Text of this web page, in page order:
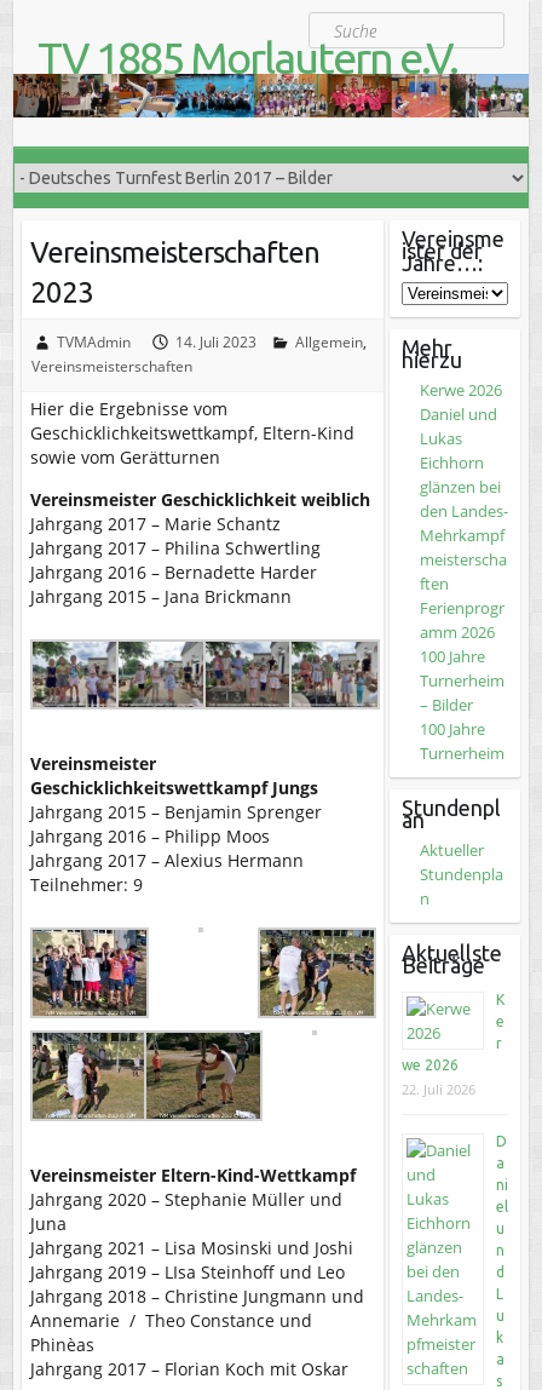
Suche
TV 1885 Morlautern e.V.
Der Turnverein für Jung und Alt
Vereinsmeisterschaften
2023
TVMAdmin 14. Juli 2023 Allgemein,
Vereinsmeisterschaften
Hier die Ergebnisse vom
Geschicklichkeitswettkampf, Eltern-Kind
sowie vom Gerätturnen
Vereinsmeister Geschicklichkeit weiblich
Jahrgang 2017 – Marie Schantz
Jahrgang 2017 – Philina Schwertling
Jahrgang 2016 – Bernadette Harder
Jahrgang 2015 – Jana Brickmann
Vereinsmeister
Geschicklichkeitswettkampf Jungs
Jahrgang 2015 – Benjamin Sprenger
Jahrgang 2016 – Philipp Moos
Jahrgang 2017 – Alexius Hermann
Teilnehmer: 9
Vereinsmeister Eltern-Kind-Wettkampf
Jahrgang 2020 – Stephanie Müller und
Juna
Jahrgang 2021 – Lisa Mosinski und Joshi
Jahrgang 2019 – LIsa Steinhoff und Leo
Jahrgang 2018 – Christine Jungmann und
Annemarie / Theo Constance und
Phinèas
Jahrgang 2017 – Florian Koch mit Oskar
Vereinsme
ister der
Jahre…:
Mehr
hierzu
Kerwe 2026
Daniel und
Lukas
Eichhorn
glänzen bei
den Landes-
Mehrkampf
meisterscha
ften
Ferienprogr
amm 2026
100 Jahre
Turnerheim
– Bilder
100 Jahre
Turnerheim
Stundenpl
an
Aktueller
Stundenpla
n
Aktuellste
Beiträge
K
e
r
we 2026
22. Juli 2026
D
a
ni
el
u
n
d
L
u
k
a
s